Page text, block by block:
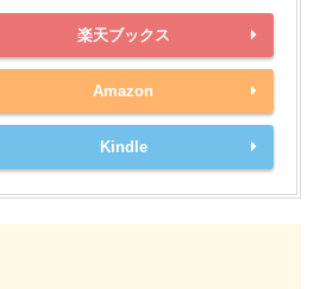
楽天ブックス
Amazon
Kindle